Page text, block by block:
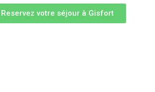
Reservez votre séjour à Gisfort